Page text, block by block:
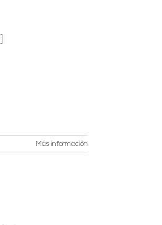
Más información